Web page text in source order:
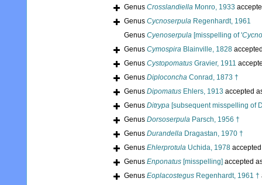
Genus Crosslandiella Monro, 1933
Genus Cycnoserpula Regenhardt, 1961
Genus Cyenoserpula [misspelling of '
Genus Cymospira Blainville, 1828
Genus Cystopomatus Gravier, 1911
Genus Diploconcha Conrad, 1873 †
Genus Dipomatus Ehlers, 1913 accepted
Genus Ditrypa [subsequent misspelling of
Genus Dorsoserpula Parsch, 1956 †
Genus Durandella Dragastan, 1970 †
Genus Ehlerprotula Uchida, 1978
Genus Enponatus [misspelling] accepted
Genus Eoplacostegus Regenhardt, 1961 †